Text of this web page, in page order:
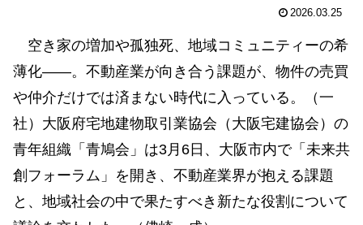
2026.03.25
空き家の増加や孤独死、地域コミュニティーの希
薄化――。不動産業が向き合う課題が、物件の売買
や仲介だけでは済まない時代に⼊っている。（一
社）⼤阪府宅地建物取引業協会（⼤阪宅建協会）の
⻘年組織「⻘鳩会」は3⽉6⽇、⼤阪市内で「未来共
創フォーラム」を開き、不動産業界が抱える課題
と、地域社会の中で果たすべき新たな役割について